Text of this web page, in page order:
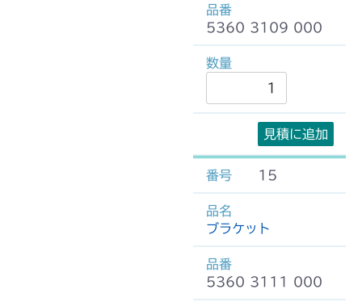
5360 3109 000
見積に追加
15
ブラケット
5360 3111 000